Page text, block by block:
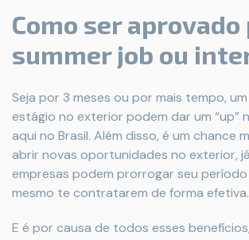
Como ser aprovado
summer job ou
Seja por 3 meses ou por mais tempo,
estágio no exterior podem dar um “up”
aqui no Brasil. Além disso, é um chance
abrir novas oportunidades no exterior,
empresas podem prorrogar seu
mesmo te contratarem de forma efetiva.
E é por causa de todos esses